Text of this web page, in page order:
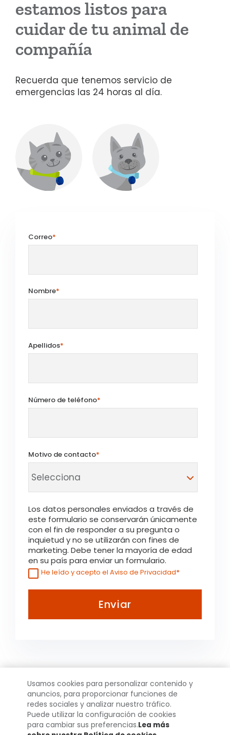
estamos listos para
cuidar de tu animal de
compañía
Recuerda que tenemos servicio de
emergencias las 24 horas al día.
Correo*
Nombre*
Apellidos*
Número de teléfono*
Motivo de contacto*
Los datos personales enviados a través de
este formulario se conservarán únicamente
con el fin de responder a su pregunta o
inquietud y no se utilizarán con fines de
marketing. Debe tener la mayoría de edad
en su país para enviar un formulario.
He leído y acepto el Aviso de Privacidad*
UN MUNDO
Usamos cookies para personalizar contenido y
anuncios, para proporcionar funciones de
redes sociales y analizar nuestro tráfico.
Puede utilizar la configuración de cookies
para cambiar sus preferencias.Lea más